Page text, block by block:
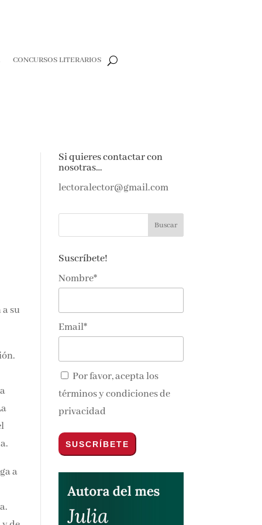
CONCURSOS LITERARIOS
a
Si quieres contactar con
nosotras…
lectoralector@gmail.com
Suscríbete!
Nombre*
Email*
Por favor, acepta los
términos y condiciones de
privacidad
y